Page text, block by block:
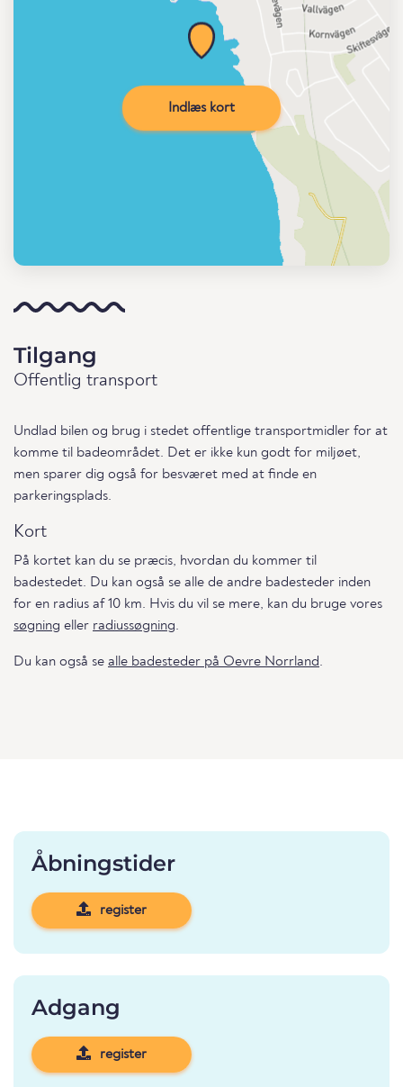
Indlæs kort
Tilgang
Offentlig transport
Undlad bilen og brug i stedet offentlige transportmidler for at
komme til badeområdet. Det er ikke kun godt for miljøet,
men sparer dig også for besværet med at finde en
parkeringsplads.
Kort
På kortet kan du se præcis, hvordan du kommer til
badestedet. Du kan også se alle de andre badesteder inden
for en radius af 10 km. Hvis du vil se mere, kan du bruge vores
søgning eller radiussøgning.
Du kan også se alle badesteder på Oevre Norrland.
Åbningstider
register
Adgang
register